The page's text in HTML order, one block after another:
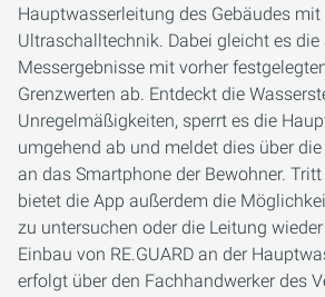
Hauptwasserleitung des Gebäudes mit
Ultraschalltechnik. Dabei gleicht es die
Messergebnisse mit vorher
Grenzwerten ab. Entdeckt die
Unregelmäßigkeiten, sperrt es die
umgehend ab und meldet dies über
an das Smartphone der Bewohner.
bietet die App außerdem die
zu untersuchen oder die Leitung
Einbau von RE.GUARD an der
erfolgt über den Fachhandwerker des